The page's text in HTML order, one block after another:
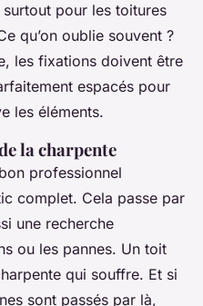
pour les toitures
qu’on oublie souvent ?
les fixations doivent être
espacés pour
les éléments.
la charpente
professionnel
complet. Cela passe par
une recherche
ou les pannes. Un toit
qui souffre. Et si
sont passés par là,